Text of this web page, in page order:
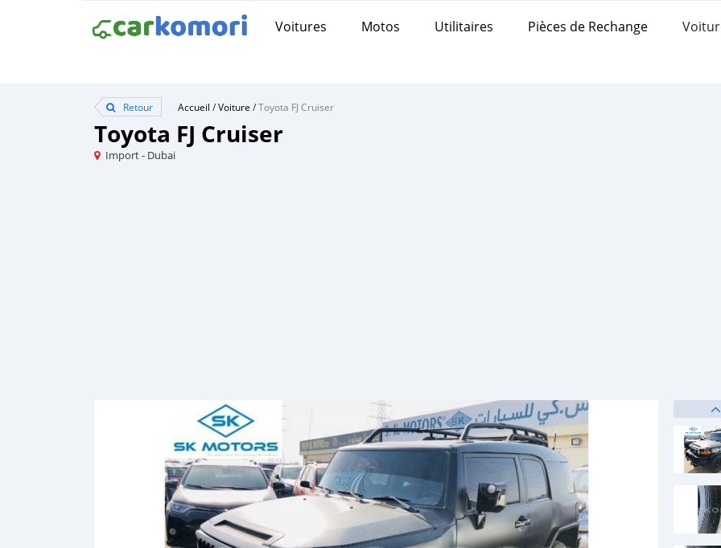
Voitures Motos Utilitaires Pièces de Rechange
Retour Accueil /Voiture /Toyota FJ Cruiser
Toyota FJ Cruiser
Import - Dubai